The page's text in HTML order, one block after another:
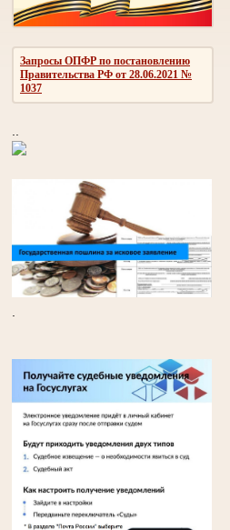
Запросы ОПФР по постановлению
Правительства РФ от 28.06.2021 №
1037